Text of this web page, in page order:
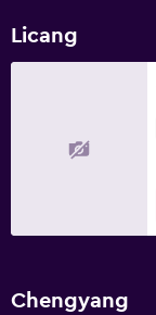
Licang
Chengyang